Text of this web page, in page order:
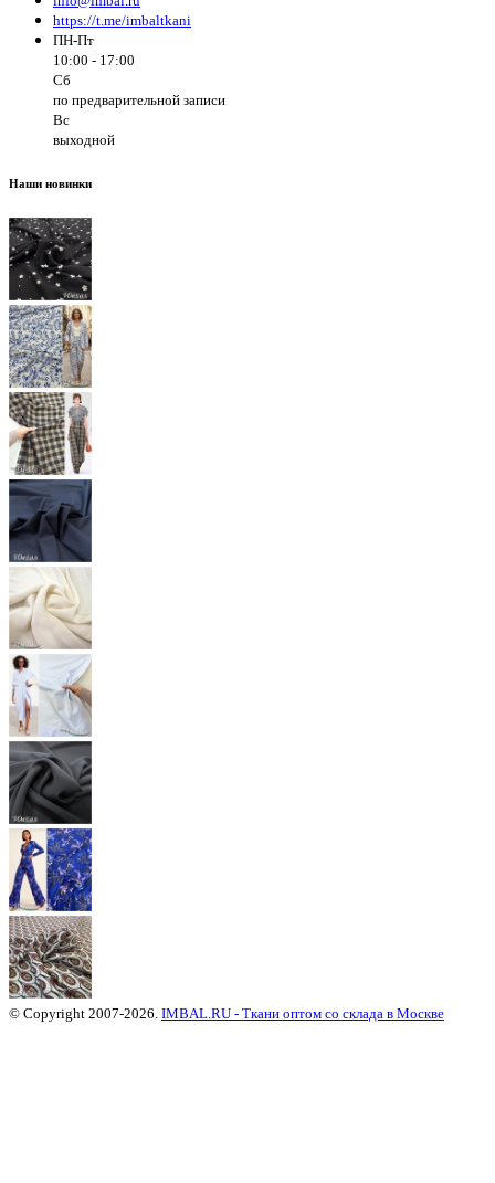
https://t.me/imbaltkani
ПН-Пт
10:00 - 17:00
Сб
по предварительной записи
Вс
выходной
Наши новинки
© Copyright 2007-2026. IMBAL.RU - Ткани оптом со склада в Москве